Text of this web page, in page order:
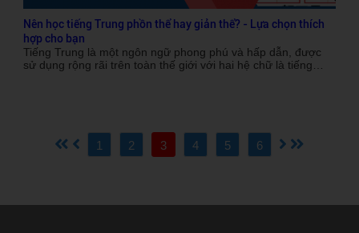
Nên học tiếng Trung phồn thể hay giản thể? - Lựa chọn thích
hợp cho bạn
Tiếng Trung là một ngôn ngữ phong phú và hấp dẫn, được
sử dụng rộng rãi trên toàn thế giới với hai hệ chữ là tiếng
lựa chọn giữa phồn thể và giản thể phụ thuộc vào mục tiêu
học tập, sở thích cá nhân và nhu cầu sử dụng ngôn ngữ
trong cuộc sống hoặc công việc. Bài viết này của Du học
1 2 3 4 5 6